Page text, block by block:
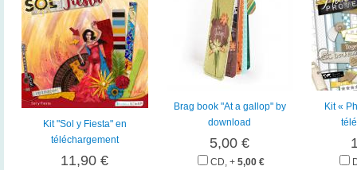
Kit "Sol y Fiesta" en
téléchargement
11,90 €
Brag book "At a gallop" by
download
5,00 €
CD, + 5,00 €
Kit «